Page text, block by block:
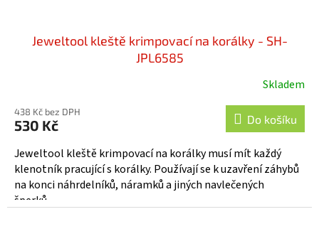
Jeweltool kleště krimpovací na korálky - SH-
JPL6585
Skladem
438 Kč bez DPH
530 Kč Do košíku
Jeweltool kleště krimpovací na korálky musí mít každý
klenotník pracující s korálky. Používají se k uzavření záhybů
na konci náhrdelníků, náramků a jiných navlečených
šperků....